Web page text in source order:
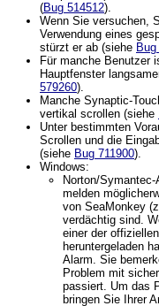
(Bug 514512).
Wenn Sie versuchen,
Verwendung eines
stürzt er ab (siehe
Für manche Benutzer
Hauptfenster
579260).
Manche Synaptic-
vertikal scrollen (siehe
Unter bestimmten
Scrollen und die
(siehe Bug 711900).
Windows:
Norton/
melden
von SeaMonkey
verdächtig sind.
einer der
heruntergeladen
Alarm. Sie
Problem mit
passiert. Um das
bringen Sie Ihrer